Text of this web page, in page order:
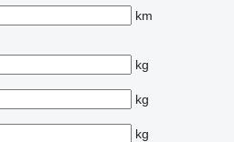
km
kg
kg
kg